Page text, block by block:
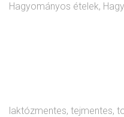
Hagyományos ételek,
laktózmentes, tejmentes,